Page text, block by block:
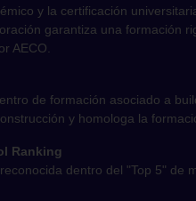
y la certificación
garantiza una formación
AECO.
de formación asociado a
y homologa la
Ranking
dentro del "Top 5" de